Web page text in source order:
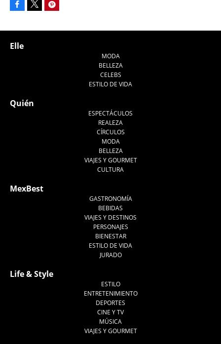
Facebook
Elle
MODA
BELLEZA
CELEBS
ESTILO DE VIDA
Quién
ESPECTÁCULOS
REALEZA
CÍRCULOS
MODA
BELLEZA
VIAJES Y GOURMET
CULTURA
MexBest
GASTRONOMÍA
BEBIDAS
VIAJES Y DESTINOS
PERSONAJES
BIENESTAR
ESTILO DE VIDA
JURADO
Life & Style
ESTILO
ENTRETENIMIENTO
DEPORTES
CINE Y TV
MÚSICA
VIAJES Y GOURMET